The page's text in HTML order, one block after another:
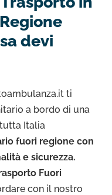
devi
ti
a bordo di una
Italia
fuori regione con
e sicurezza.
Fuori
con il nostro